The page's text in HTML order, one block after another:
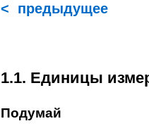
< предыдущее
1.1. Единицы
Подумай